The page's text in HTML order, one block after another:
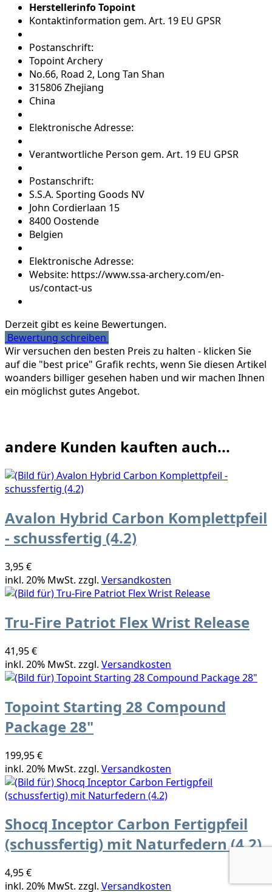
Herstellerinfo Topoint
Kontaktinformation gem. Art. 19 EU GPSR
Postanschrift:
Topoint Archery
No.66, Road 2, Long Tan Shan
315806 Zhejiang
China
Elektronische Adresse:
Verantwortliche Person gem. Art. 19 EU GPSR
Postanschrift:
S.S.A. Sporting Goods NV
John Cordierlaan 15
8400 Oostende
Belgien
Elektronische Adresse:
Website: https://www.ssa-archery.com/en-
us/contact-us
Derzeit gibt es keine Bewertungen.
Bewertung schreiben
Wir versuchen den besten Preis zu halten - klicken Sie
auf die "best price" Grafik rechts, wenn Sie diesen Artikel
woanders billiger gesehen haben und wir machen Ihnen
ein möglichst gutes Angebot.
andere Kunden kauften auch...
Avalon Hybrid Carbon Komplettpfeil
- schussfertig (4.2)
3,95 €
inkl. 20% MwSt. zzgl. Versandkosten
Tru-Fire Patriot Flex Wrist Release
41,95 €
inkl. 20% MwSt. zzgl. Versandkosten
Topoint Starting 28 Compound
Package 28"
199,95 €
inkl. 20% MwSt. zzgl. Versandkosten
Shocq Inceptor Carbon Fertigpfeil
(schussfertig) mit Naturfedern (4.2)
4,95 €
inkl. 20% MwSt. zzgl. Versandkosten